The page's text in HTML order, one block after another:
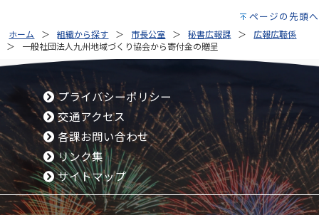
ページの先頭へ
ホーム 組織から探す 市長公室 秘書広報課
広報広聴係
一般社団法人九州地域づくり協会から寄付金の贈呈
プライバシーポリシー
交通アクセス
各課お問い合わせ
リンク集
サイトマップ